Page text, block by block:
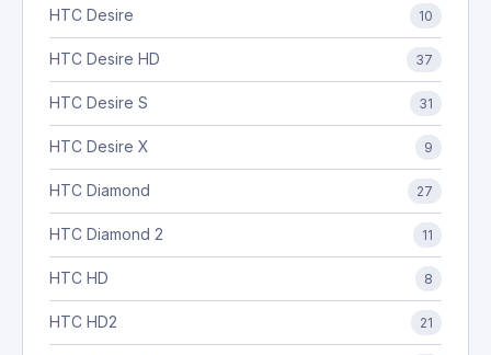
HTC Desire 10
HTC Desire HD 37
HTC Desire S 31
HTC Desire X 9
HTC Diamond 27
HTC Diamond 2 11
HTC HD 8
HTC HD2 21